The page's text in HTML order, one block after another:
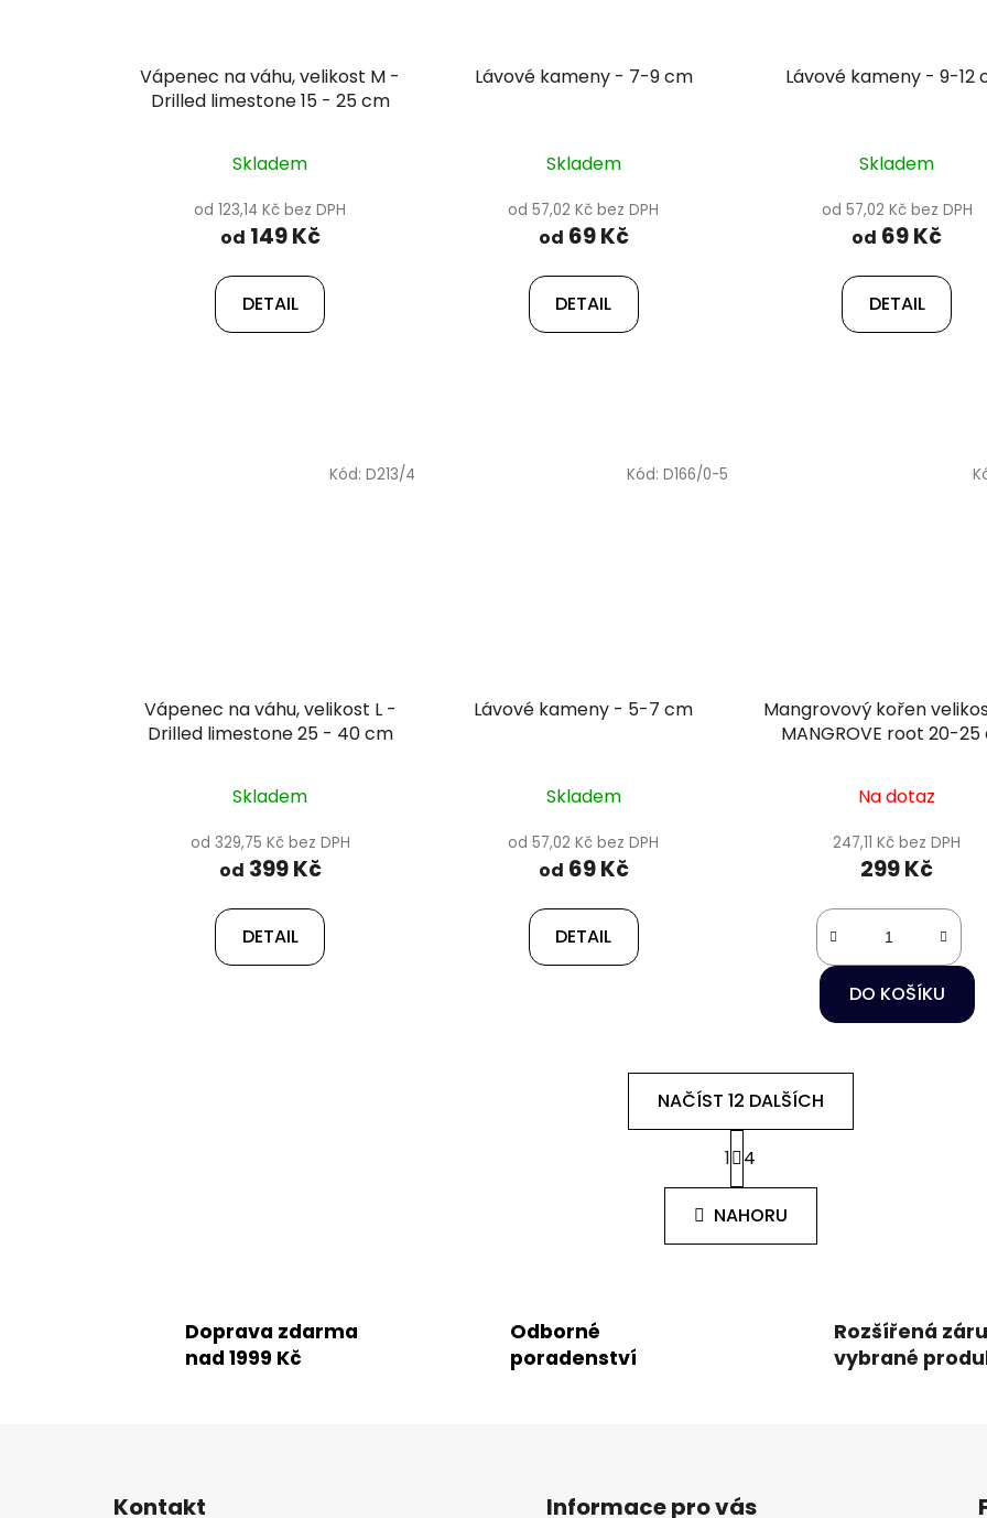
Vápenec na váhu, velikost M -
Drilled limestone 15 - 25 cm
Skladem
od 123,14 Kč bez DPH
od 149 Kč
DETAIL
Lávové kameny - 7-9 cm
Skladem
od 57,02 Kč bez DPH
od 69 Kč
DETAIL
Lávové kameny - 9-12
Skladem
od 57,02 Kč bez DPH
od 69 Kč
DETAIL
Vápenec na váhu, velikost L -
Drilled limestone 25 - 40 cm
Skladem
od 329,75 Kč bez DPH
od 399 Kč
DETAIL
Kód: D213/4
Lávové kameny - 5-7 cm
Skladem
od 57,02 Kč bez DPH
od 69 Kč
DETAIL
Kód: D166/0-5
Mangrovový kořen
MANGROVE root 20-
Na dotaz
247,11 Kč bez DPH
299 Kč
DO KOŠÍKU
O
v
l
á
ý
NAČÍST 12 DALŠÍCH
S
t
r
á
n
k
1 4
NAHORU
Doprava zdarma
nad 1999 Kč
Odborné
poradenství
Rozšířená
vybrané
Kontakt Informace pro vás